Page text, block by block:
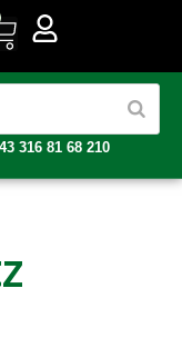
316 81 68 210